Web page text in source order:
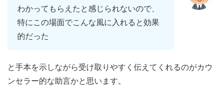
わかってもらえたと感じられないので、
特にこの場面でこんな風に入れると効果
的だった
と手本を示しながら受け取りやすく伝えてくれるのがカウ
ンセラー的な助言かと思います。